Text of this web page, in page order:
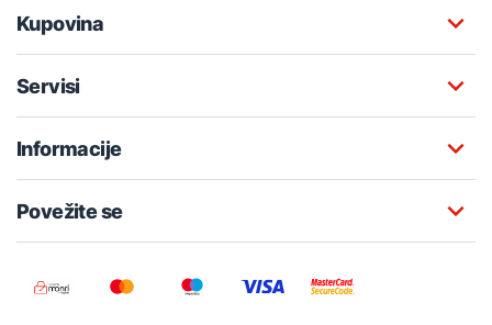
Kupovina
Servisi
Informacije
Povežite se